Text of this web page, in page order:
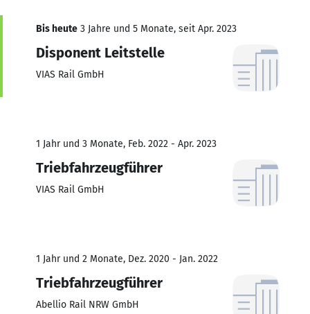
Bis heute 3 Jahre und 5 Monate, seit Apr. 2023
Disponent Leitstelle
VIAS Rail GmbH
1 Jahr und 3 Monate, Feb. 2022 - Apr. 2023
Triebfahrzeugführer
VIAS Rail GmbH
1 Jahr und 2 Monate, Dez. 2020 - Jan. 2022
Triebfahrzeugführer
Abellio Rail NRW GmbH